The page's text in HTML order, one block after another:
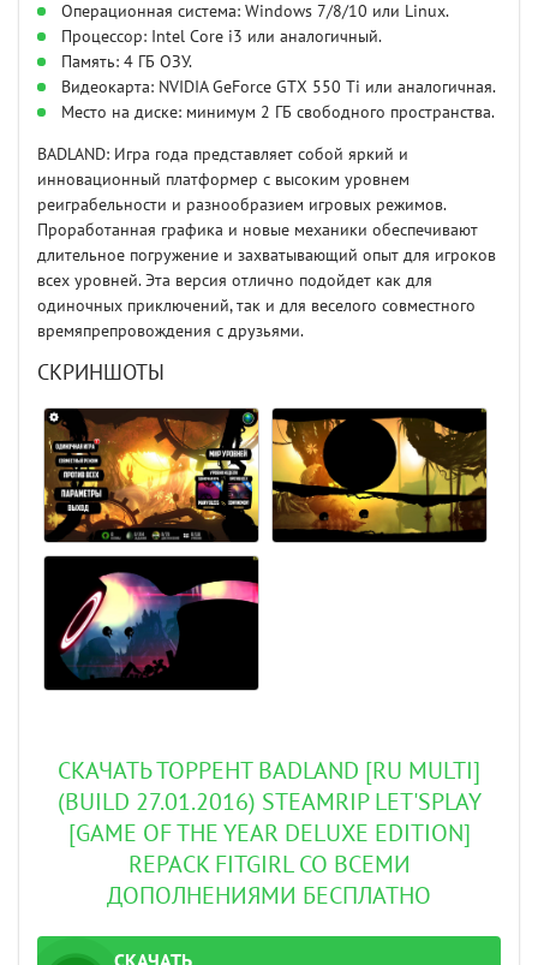
Операционная система: Windows 7/8/10 или Linux.
Процессор: Intel Core i3 или аналогичный.
Память: 4 ГБ ОЗУ.
Видеокарта: NVIDIA GeForce GTX 550 Ti или аналогичная.
Место на диске: минимум 2 ГБ свободного пространства.
BADLAND: Игра года представляет собой яркий и
инновационный платформер с высоким уровнем
реиграбельности и разнообразием игровых режимов.
Проработанная графика и новые механики обеспечивают
длительное погружение и захватывающий опыт для игроков
всех уровней. Эта версия отлично подойдет как для
одиночных приключений, так и для веселого совместного
времяпрепровождения с друзьями.
СКРИНШОТЫ
СКАЧАТЬ ТОРРЕНТ BADLAND [RU MULTI]
(BUILD 27.01.2016) STEAMRIP LET'SРLAY
[GAME OF THE YEAR DELUXE EDITION]
REPACK FITGIRL СО ВСЕМИ
ДОПОЛНЕНИЯМИ БЕСПЛАТНО